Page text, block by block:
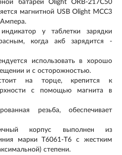
батареи Olight ORB-217C50
магнитной USB Olight MCC3
у таблетки зарядки
когда акб зарядится -
использовать в хорошо
и с осторожностью.
на торце, крепится к
с помощью магнита в
резьба, обеспечивает
корпус выполнен из
марки Т6061-T6 с жестким
степени.